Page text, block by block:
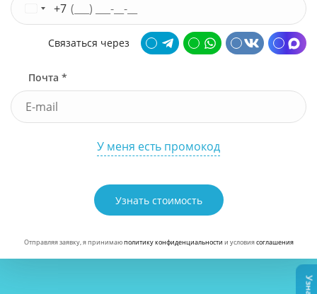
+7
Связаться через
Почта *
У меня есть промокод
Узнать стоимость
Отправляя заявку, я принимаюполитику конфиденциальности и условиясоглашения